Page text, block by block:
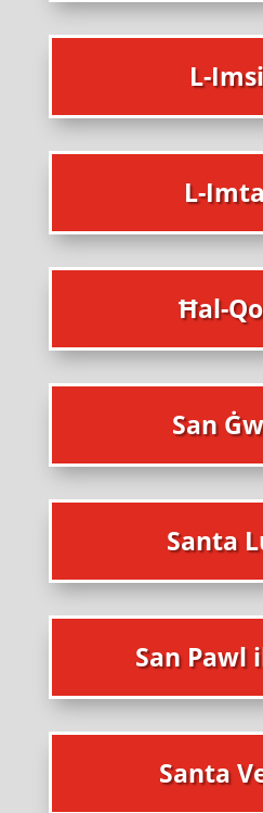
L-
L-
Ħal-
San
Santa
San Pawl
Santa